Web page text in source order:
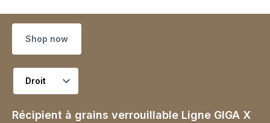
Shop now
Choisir la variante
Récipient à grains verrouillable Ligne GIGA X